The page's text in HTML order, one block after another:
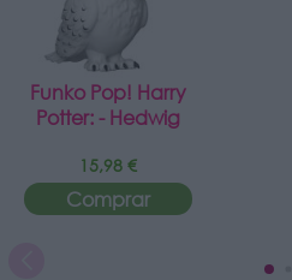
Funko Pop! Harry
Potter: - Hedwig
15,98 €
Comprar